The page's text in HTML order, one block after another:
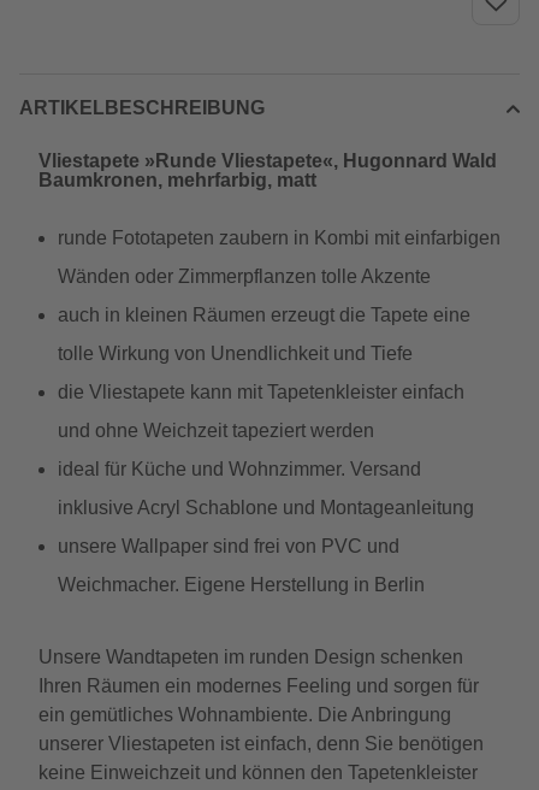
ARTIKELBESCHREIBUNG
Vliestapete »Runde Vliestapete«, Hugonnard Wald
Baumkronen, mehrfarbig, matt
runde Fototapeten zaubern in Kombi mit einfarbigen
Wänden oder Zimmerpflanzen tolle Akzente
auch in kleinen Räumen erzeugt die Tapete eine
tolle Wirkung von Unendlichkeit und Tiefe
die Vliestapete kann mit Tapetenkleister einfach
und ohne Weichzeit tapeziert werden
ideal für Küche und Wohnzimmer. Versand
inklusive Acryl Schablone und Montageanleitung
unsere Wallpaper sind frei von PVC und
Weichmacher. Eigene Herstellung in Berlin
Unsere Wandtapeten im runden Design schenken
Ihren Räumen ein modernes Feeling und sorgen für
ein gemütliches Wohnambiente. Die Anbringung
unserer Vliestapeten ist einfach, denn Sie benötigen
keine Einweichzeit und können den Tapetenkleister